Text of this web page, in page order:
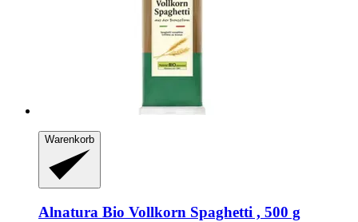
Warenkorb
Alnatura Bio Vollkorn Spaghetti , 500 g